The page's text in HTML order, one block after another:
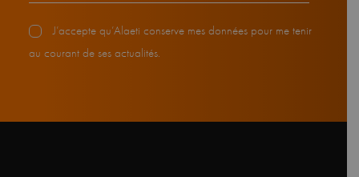
J’accepte qu’Alaeti conserve mes données pour me tenir
au courant de ses actualités.